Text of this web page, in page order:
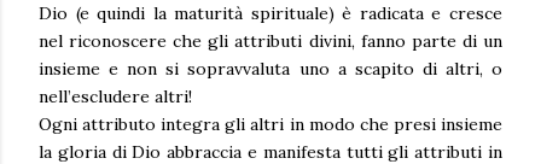
Dio (e quindi la maturità spirituale) è radicata e cresce
nel riconoscere che gli attributi divini, fanno parte di un
insieme e non si sopravvaluta uno a scapito di altri, o
nell’escludere altri!
Ogni attributo integra gli altri in modo che presi insieme
la gloria di Dio abbraccia e manifesta tutti gli attributi in